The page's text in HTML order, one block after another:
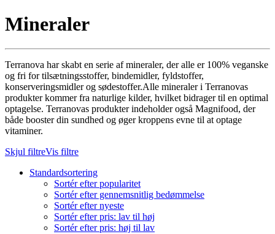
Mineraler
Terranova har skabt en serie af mineraler, der alle er 100% veganske
og fri for tilsætningsstoffer, bindemidler, fyldstoffer,
konserveringsmidler og sødestoffer.Alle mineraler i Terranovas
produkter kommer fra naturlige kilder, hvilket bidrager til en optimal
optagelse. Terranovas produkter indeholder også Magnifood, der
både booster din sundhed og øger kroppens evne til at optage
vitaminer.
Skjul filtreVis filtre
Standardsortering
Sortér efter popularitet
Sortér efter gennemsnitlig bedømmelse
Sortér efter nyeste
Sortér efter pris: lav til høj
Sortér efter pris: høj til lav